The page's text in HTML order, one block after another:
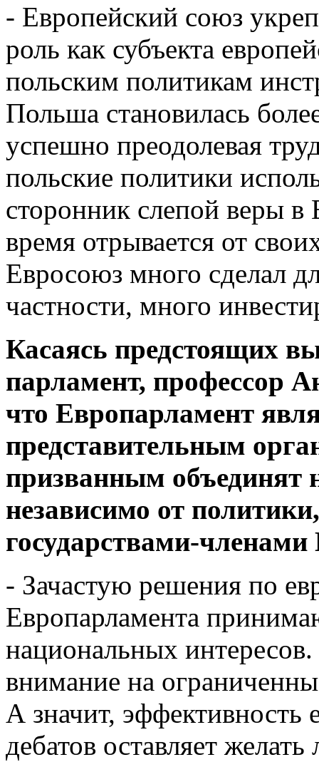
- Европейский союз
роль как субъекта
польским политикам
Польша становилась
успешно преодолевая
польские политики
сторонник слепой веры
время отрывается от
Евросоюз много сделал
частности, много
Касаясь предстоящих
парламент, профессор
что Европарламент
представительным
призванным объединят
независимо от
государствами-
- Зачастую решения по
Европарламента
национальных
внимание на
А значит, эффективность
дебатов оставляет